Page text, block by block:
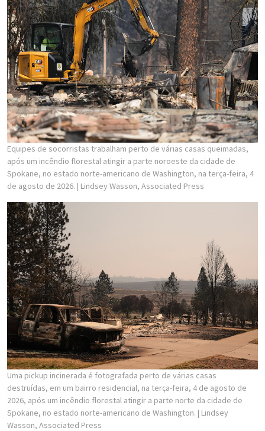
Equipes de socorristas trabalham perto de várias casas queimadas,
após um incêndio florestal atingir a parte noroeste da cidade de
Spokane, no estado norte-americano de Washington, na terça-feira, 4
de agosto de 2026. | Lindsey Wasson, Associated Press
Uma pickup incinerada é fotografada perto de várias casas
destruídas, em um bairro residencial, na terça-feira, 4 de agosto de
2026, após um incêndio florestal atingir a parte norte da cidade de
Spokane, no estado norte-americano de Washington. | Lindsey
Wasson, Associated Press